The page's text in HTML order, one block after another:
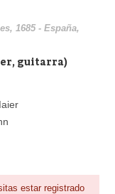
1685 - España,
guitarra)
estar registrado